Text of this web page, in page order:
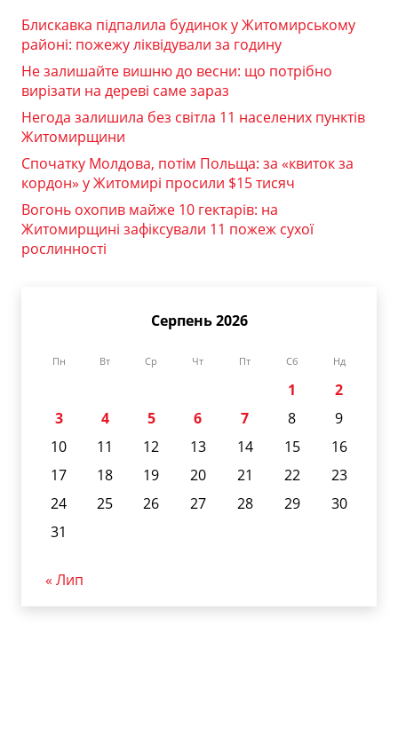
Блискавка підпалила будинок у Житомирському
районі: пожежу ліквідували за годину
Не залишайте вишню до весни: що потрібно
вирізати на дереві саме зараз
Негода залишила без світла 11 населених пунктів
Житомирщини
Спочатку Молдова, потім Польща: за «квиток за
кордон» у Житомирі просили $15 тисяч
Вогонь охопив майже 10 гектарів: на
Житомирщині зафіксували 11 пожеж сухої
рослинності
Серпень 2026
Пн Вт Ср Чт Пт Сб Нд
1
2
3
4 5 6 7 8
9
10
11 12 13 14 15
16
17
18 19 20 21 22
23
24
25 26 27 28 29
30
31
« Лип